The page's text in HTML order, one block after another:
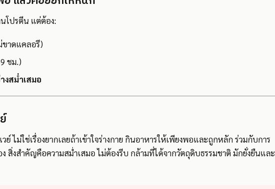
โปรตีน แต่ต้อง:
ขาดแคลอรี)
ชม.)
งสม่ำเสมอ
ย์ ไม่ใช่เรื่องยากเลยถ้าเข้าใจร่างกาย กินอาหารให้เพียงพอและถูกหลัก ร่วมกับการ
ง สิ่งสำคัญคือความสม่ำเสมอ ไม่ต้องรีบ กล้ามที่ได้จากวัตถุดิบธรรมชาติ มักยั่งยืนและ